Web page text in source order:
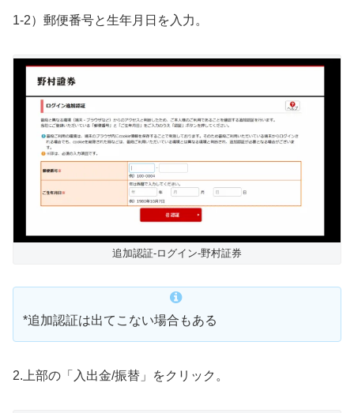
1-2）郵便番号と生年月日を入力。
追加認証-ログイン-野村証券
*追加認証は出てこない場合もある
2.上部の「入出金/振替」をクリック。